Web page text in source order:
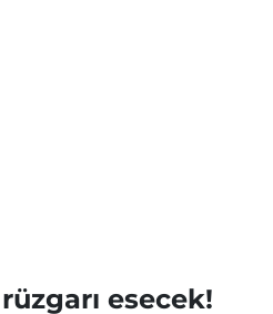
rüzgarı esecek!